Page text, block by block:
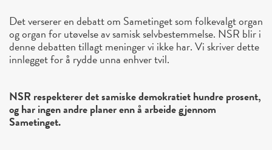
Det verserer en debatt om Sametinget som folkevalgt organ
og organ for utøvelse av samisk selvbestemmelse. NSR blir i
denne debatten tillagt meninger vi ikke har. Vi skriver dette
innlegget for å rydde unna enhver tvil.
NSR respekterer det samiske demokratiet hundre prosent,
og har ingen andre planer enn å arbeide gjennom
Sametinget.